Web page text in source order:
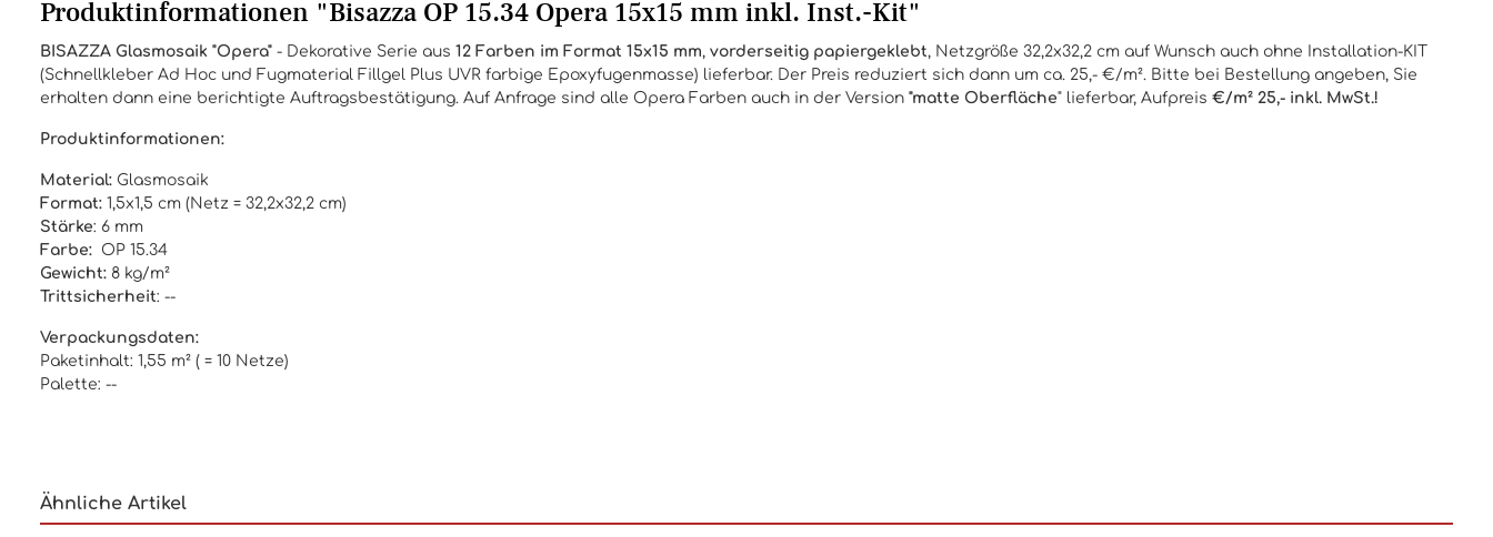
Produktinformationen "Bisazza OP 15.34 Opera 15x15 mm inkl. Inst.-Kit"
BISAZZA Glasmosaik "Opera" - Dekorative Serie aus 12 Farben im Format 15x15 mm, vorderseitig papiergeklebt, Netzgröße 32,2x32,2 cm auf Wunsch auch ohne Installation-KIT
(Schnellkleber Ad Hoc und Fugmaterial Fillgel Plus UVR farbige Epoxyfugenmasse) lieferbar. Der Preis reduziert sich dann um ca. 25,- €/m². Bitte bei Bestellung angeben, Sie
erhalten dann eine berichtigte Auftragsbestätigung. Auf Anfrage sind alle Opera Farben auch in der Version "matte Oberfläche" lieferbar, Aufpreis €/m² 25,- inkl. MwSt.!
Produktinformationen:
Material: Glasmosaik
Format: 1,5x1,5 cm (Netz = 32,2x32,2 cm)
Stärke: 6 mm
Farbe: OP 15.34
Gewicht: 8 kg/m²
Trittsicherheit: --
Verpackungsdaten:
Paketinhalt: 1,55 m² ( = 10 Netze)
Palette: --
Ähnliche Artikel